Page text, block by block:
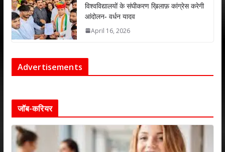
विश्वविद्यालयों के संघीकरण ख़िलाफ़ कांग्रेस करेगी
आंदोलन- वर्धन यादव
April 16, 2026
Advertisements
जॉब-करियर